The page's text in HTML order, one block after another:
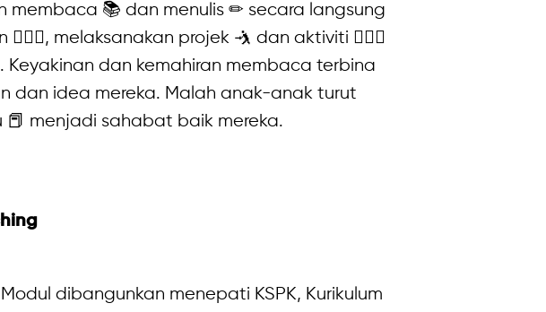
membaca 📚 dan menulis ✏ secara langsung
melaksanakan projek 🤺 dan aktiviti ⛹🏻‍♂
dan kemahiran membaca terbina
dan idea mereka. Malah anak-anak turut
📕 menjadi sahabat baik mereka.
dibangunkan menepati KSPK, Kurikulum